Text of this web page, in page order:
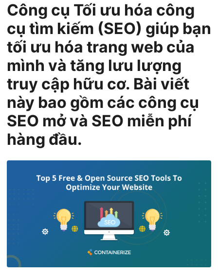
n
Công cụ Tối ưu hóa công
cụ tìm kiếm (SEO) giúp bạn
tối ưu hóa trang web của
mình và tăng lưu lượng
truy cập hữu cơ. Bài viết
này bao gồm các công cụ
SEO mở và SEO miễn phí
hàng đầu.